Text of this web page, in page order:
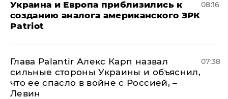
Украина и Европа приблизились к
созданию аналога американского ЗРК
Patriot
08:16
Глава Palantir Алекс Карп назвал
сильные стороны Украины и объяснил,
что ее спасло в войне с Россией, –
Левин
07:38